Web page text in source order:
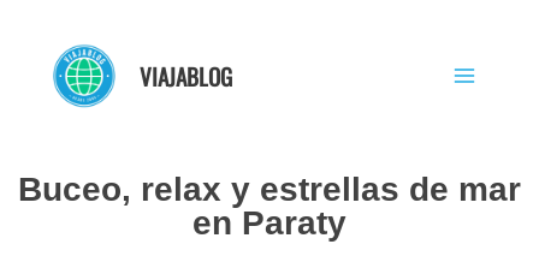
contenido
VIAJABLOG
Buceo, relax y estrellas de mar
en Paraty